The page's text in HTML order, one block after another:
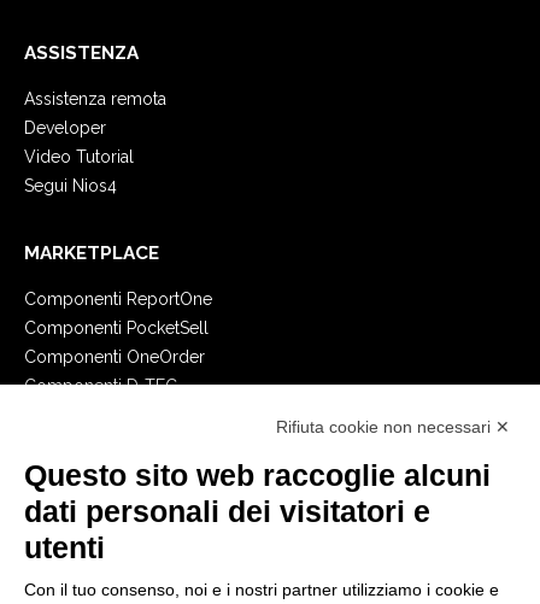
ASSISTENZA
Assistenza remota
Developer
Video Tutorial
Segui Nios4
MARKETPLACE
Componenti ReportOne
Componenti PocketSell
Componenti OneOrder
Componenti D-TEC
CREA IL TUO GESTIONALE
Primi passi
API
E-Book
Rifiuta cookie non necessari ✕
Questo sito web raccoglie alcuni
dati personali dei visitatori e
utenti
Con il tuo consenso, noi e i nostri partner utilizziamo i cookie e